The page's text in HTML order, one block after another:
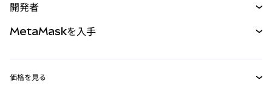
パーペチュアル
RWA
開発者
MetaMaskを入手
価格を見る